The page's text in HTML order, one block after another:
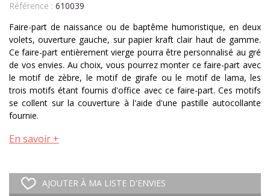
Référence : 610039
Faire-part de naissance ou de baptême humoristique, en deux
volets, ouverture gauche, sur papier kraft clair haut de gamme.
Ce faire-part entièrement vierge pourra être personnalisé au gré
de vos envies. Au choix, vous pourrez monter ce faire-part avec
le motif de zèbre, le motif de girafe ou le motif de lama, les
trois motifs étant fournis d'office avec ce faire-part. Ces motifs
se collent sur la couverture à l'aide d'une pastille autocollante
fournie.
En savoir +
AJOUTER À MA LISTE D'ENVIES